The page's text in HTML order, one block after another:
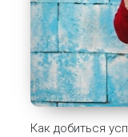
Как добиться